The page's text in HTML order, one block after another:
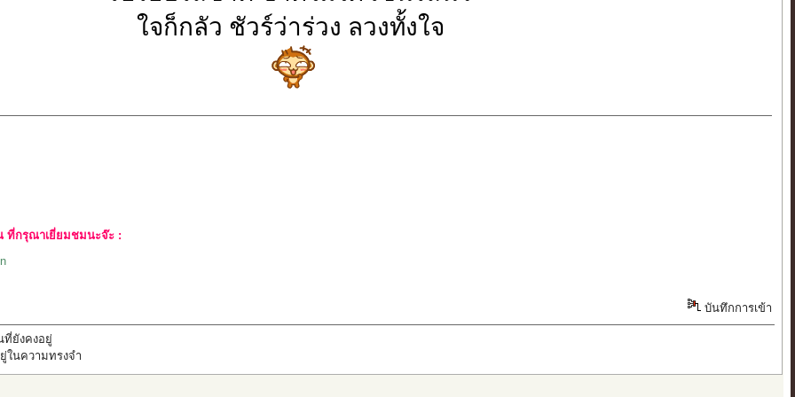
ใจก็กลัว ชัวร์ว่าร่วง ลวงทั้งใจ
ที่กรุณาเยี่ยมชมนะจ๊ะ :
บันทึกการเข้า
ที่ยังคงอยู่
ในความทรงจำ